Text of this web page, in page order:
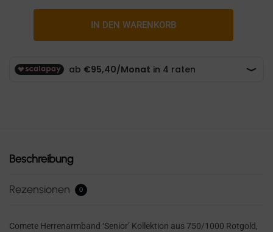
IN DEN WARENKORB
Beschreibung
Rezensionen 0
Comete Herrenarmband ‘Senior’ Kollektion aus 750/1000 Rotgold,